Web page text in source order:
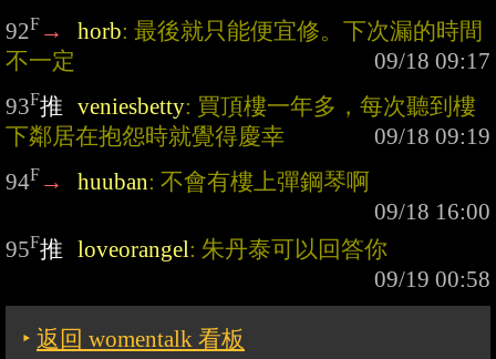
92F → horb: 最後就只能便宜修。下次漏的時間
不一定
93F推 veniesbetty: 買頂樓一年多，每次聽到樓
下鄰居在抱怨時就覺得慶幸
94F → huuban: 不會有樓上彈鋼琴啊
95F推 loveorangel: 朱丹泰可以回答你
‣ 返回 womentalk 看板